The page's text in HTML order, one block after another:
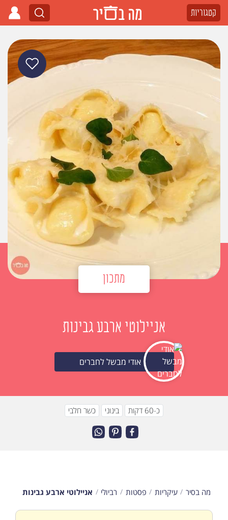
קטגוריות
מתכון
אניילוטי ארבע גבינות
אודי מבשל לחברים
כ-60 דקות בינוני כשר חלבי
מה בסיר עיקריות פסטות רביולי אניילוטי ארבע גבינות